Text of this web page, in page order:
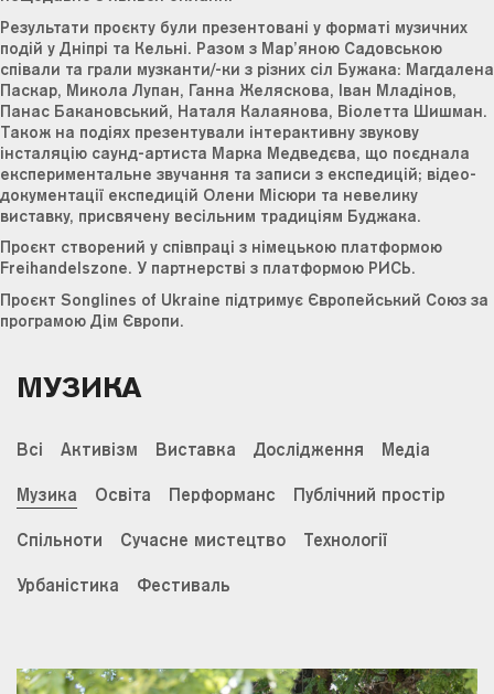
Результати проєкту були презентовані у форматі музичних
подій у Дніпрі та Кельні. Разом з Мар’яною Садовською
співали та грали музканти/-ки з різних сіл Бужака: Магдалена
Паскар, Микола Лупан, Ганна Желяскова, Іван Младінов,
Панас Бакановський, Наталя Калаянова, Віолетта Шишман.
Також на подіях презентували інтерактивну звукову
інсталяцію саунд-артиста Марка Медведєва, що поєднала
експериментальне звучання та записи з експедицій; відео-
документації експедицій Олени Місюри та невелику
виставку, присвячену весільним традиціям Буджака.
Проєкт створений у співпраці з німецькою платформою
Freihandelszone. У партнерстві з платформою РИСЬ.
Проєкт Songlines of Ukraine підтримує Європейський Союз за
програмою Дім Європи.
МУЗИКА
Всі Активізм Виставка Дослідження Медіа
Музика Освіта Перформанс Публічний простір
Спільноти Сучасне мистецтво Технології
Урбаністика Фестиваль